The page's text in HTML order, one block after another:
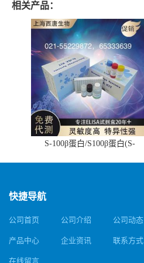
相关产品：
S-100β蛋白/S100β蛋白(S-
快捷导航
公司首页 公司介绍 公司动态
产品中心 企业资讯 联系方式
在线留言